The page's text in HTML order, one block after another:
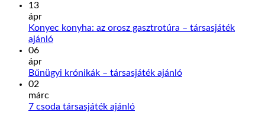
Amatőr
beszámoló!
egy
13
ápr
Konyec konyha: az orosz gasztrotúra – társasjáték
ajánlóNincs
Konyec
orosz
06
ápr
Bűnügyi krónikák – társasjáték ajánlóNincs
02
márc
7 csoda társasjáték ajánlóNincs